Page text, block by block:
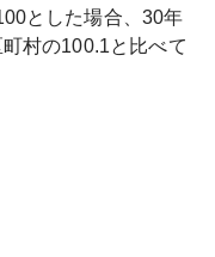
とした場合、30年
村の100.1と比べて